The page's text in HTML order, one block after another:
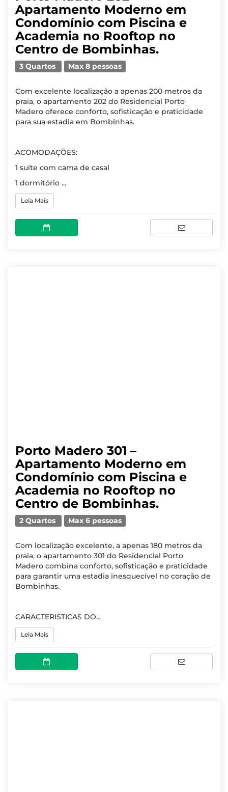
Apartamento Moderno em
Condomínio com Piscina e
Academia no Rooftop no
Centro de Bombinhas.
3 Quartos Max 8 pessoas
Com excelente localização a apenas 200 metros da
praia, o apartamento 202 do Residencial Porto
Madero oferece conforto, sofisticação e praticidade
para sua estadia em Bombinhas.
ACOMODAÇÕES:
1 suíte com cama de casal
1 dormitório ...
Leia Mais
Porto Madero 301 –
Apartamento Moderno em
Condomínio com Piscina e
Academia no Rooftop no
Centro de Bombinhas.
2 Quartos Max 6 pessoas
Com localização excelente, a apenas 180 metros da
praia, o apartamento 301 do Residencial Porto
Madero combina conforto, sofisticação e praticidade
para garantir uma estadia inesquecível no coração de
Bombinhas.
CARACTERISTICAS DO...
Leia Mais